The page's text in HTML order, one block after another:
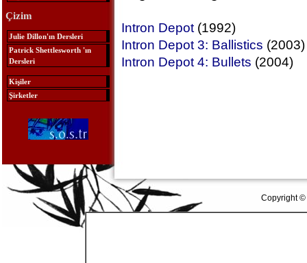
Çizim
Julie Dillon'ın Dersleri
Patrick Shettlesworth 'ın
Dersleri
Kişiler
Şirketler
Intron Depot(1992)
Intron Depot 3: Ballistics (2003)
Intron Depot 4: Bullets (2004)
Copyright ©